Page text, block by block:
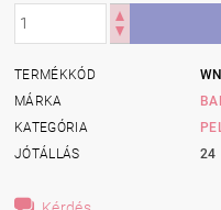
TERMÉKKÓD
MÁRKA
KATEGÓRIA
JÓTÁLLÁS
24